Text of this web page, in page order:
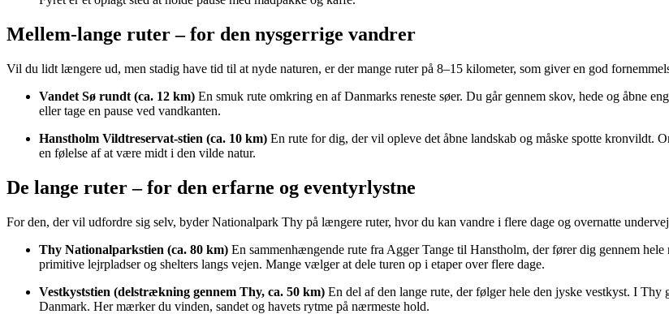
Mellem-lange ruter – for den nysgerrige vandrer
Vil du lidt længere ud, men stadig have tid til at nyde naturen, er der mange ruter på 8–15 kilometer, som giver en god
Vandet Sø rundt (ca. 12 km) En smuk rute omkring en af Danmarks reneste søer. Du går gennem skov, hede og åbne
eller tage en pause ved vandkanten.
Hanstholm Vildtreservat-stien (ca. 10 km) En rute for dig, der vil opleve det åbne landskab og måske spotte kronvildt.
en følelse af at være midt i den vilde natur.
De lange ruter – for den erfarne og eventyrlystne
For den, der vil udfordre sig selv, byder Nationalpark Thy på længere ruter, hvor du kan vandre i flere dage og overnatte
Thy Nationalparkstien (ca. 80 km) En sammenhængende rute fra Agger Tange til Hanstholm, der fører dig gennem
primitive lejrpladser og shelters langs vejen. Mange vælger at dele turen op i etaper over flere dage.
Vestkyststien (delstrækning gennem Thy, ca. 50 km) En del af den lange rute, der følger hele den jyske vestkyst. I
Danmark. Her mærker du vinden, sandet og havets rytme på nærmeste hold.